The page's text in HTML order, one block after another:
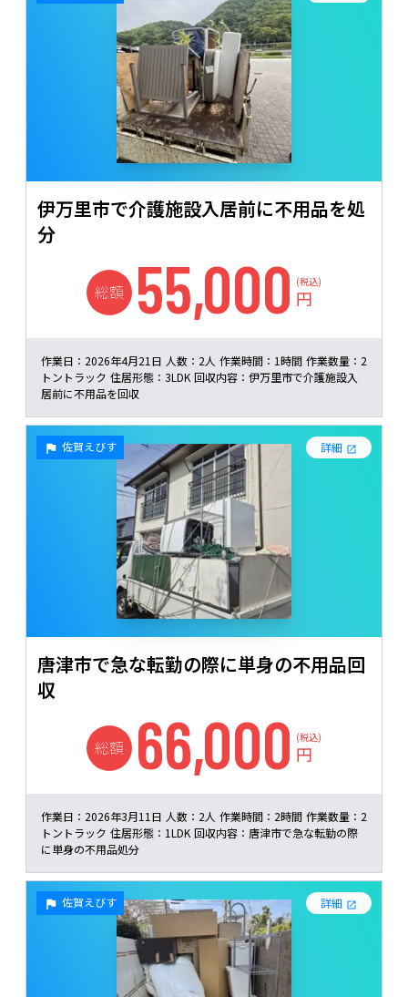
伊万里市で介護施設入居前に不用品を処
分
総額 55,000 (税込)
円
作業日： 2026年4月21日 人数： 2人 作業時間： 1時間 作業数量： 2
トントラック 住居形態： 3LDK 回収内容： 伊万里市で介護施設入
居前に不用品を回収
佐賀えびす 詳細
唐津市で急な転勤の際に単身の不用品回
収
総額 66,000 (税込)
円
作業日： 2026年3月11日 人数： 2人 作業時間： 2時間 作業数量： 2
トントラック 住居形態： 1LDK 回収内容： 唐津市で急な転勤の際
に単身の不用品処分
佐賀えびす 詳細